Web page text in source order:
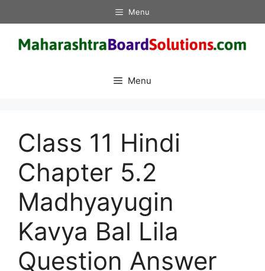
to
content
Menu
Menu
Class 11 Hindi
Chapter 5.2
Madhyayugin
Kavya Bal Lila
Question Answer